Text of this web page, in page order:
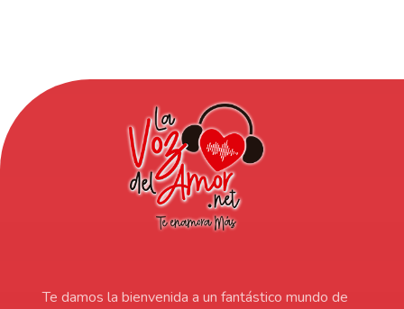
Te damos la bienvenida a un fantástico mundo de